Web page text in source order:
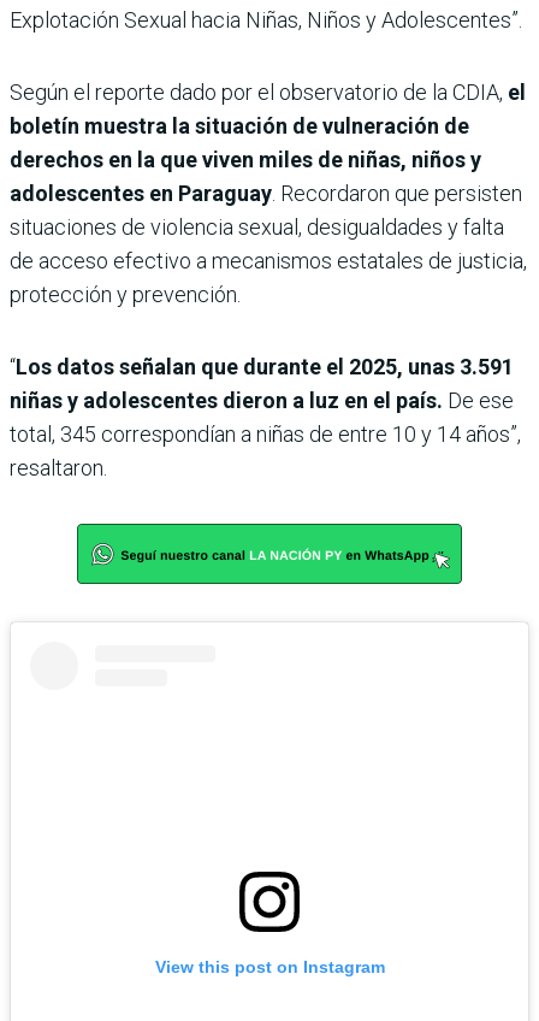
Explotación Sexual hacia Niñas, Niños y Adolescentes”.
Según el reporte dado por el observatorio de la CDIA, el
boletín muestra la situación de vulneración de
derechos en la que viven miles de niñas, niños y
adolescentes en Paraguay . Recordaron que persisten
situaciones de violencia sexual, desigualdades y falta
de acceso efectivo a mecanismos estatales de justicia,
protección y prevención.
“Los datos señalan que durante el 2025, unas 3.591
niñas y adolescentes dieron a luz en el país. De ese
total, 345 correspondían a niñas de entre 10 y 14 años”,
resaltaron.
View this post on Instagram